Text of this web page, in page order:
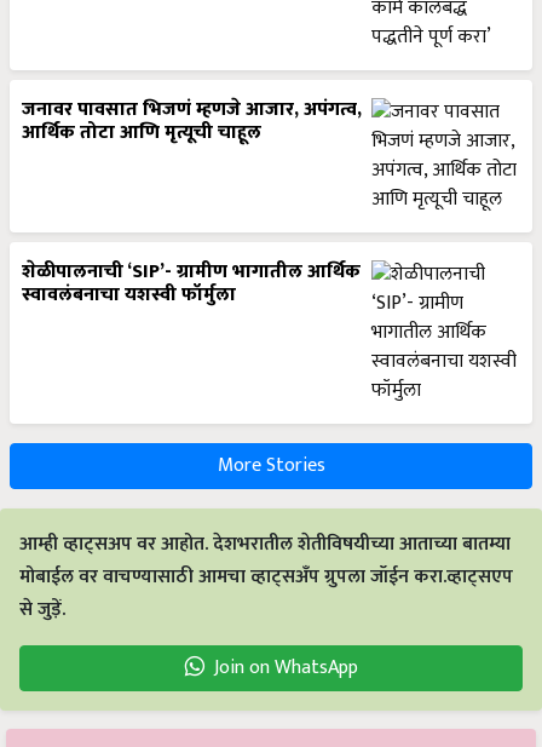
जनावर पावसात भिजणं म्हणजे आजार, अपंगत्व,
आर्थिक तोटा आणि मृत्यूची चाहूल
शेळीपालनाची ‘SIP’- ग्रामीण भागातील आर्थिक
स्वावलंबनाचा यशस्वी फॉर्मुला
More Stories
आम्ही व्हाट्सअप वर आहोत. देशभरातील शेतीविषयीच्या आताच्या बातम्या
मोबाईल वर वाचण्यासाठी आमचा व्हाट्सअँप ग्रुपला जॉईन करा.व्हाट्सएप
से जुड़ें.
Join on WhatsApp